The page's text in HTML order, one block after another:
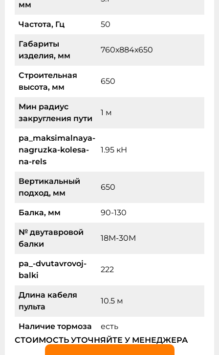
мм
Частота, Гц 50
Габариты
изделия, мм
760х884х650
Строительная
высота, мм
650
Мин радиус
закругления пути
1 м
pa_maksimalnaya-
nagruzka-kolesa-
na-rels
1.95 кН
Вертикальный
подход, мм
650
Балка, мм 90-130
№ двутавровой
балки
18М-30М
pa_-dvutavrovoj-
balki
222
Длина кабеля
пульта
10.5 м
Наличие тормоза
есть
СТОИМОСТЬ УТОЧНЯЙТЕ У МЕНЕДЖЕРА